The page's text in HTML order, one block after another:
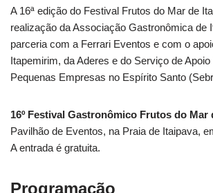
A 16ª edição do Festival Frutos do Mar de
realização da Associação Gastronômica de
parceria com a Ferrari Eventos e com o
Itapemirim, da Aderes e do Serviço de
Pequenas Empresas no Espírito Santo
16º Festival Gastronômico Frutos do Mar
Pavilhão de Eventos, na Praia de Itaipava,
A entrada é gratuita.
Programação